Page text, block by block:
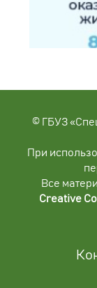
© ГБУЗ
При
Все
Creative